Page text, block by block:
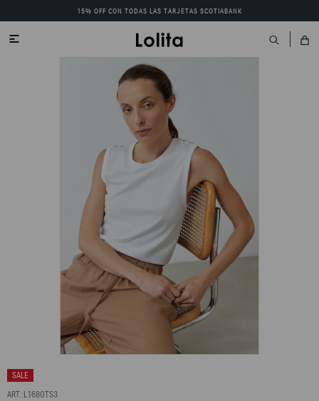
15% OFF CON TODAS LAS TARJETAS SCOTIABANK

L168GTS3